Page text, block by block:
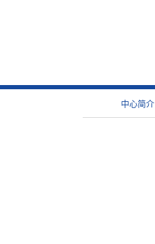
中心简介